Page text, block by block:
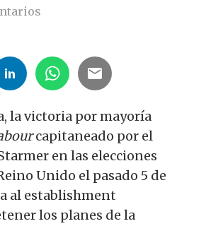
la victoria por mayoría
capitaneado por el
en las elecciones
Unido el pasado 5 de
al establishment
los planes de la